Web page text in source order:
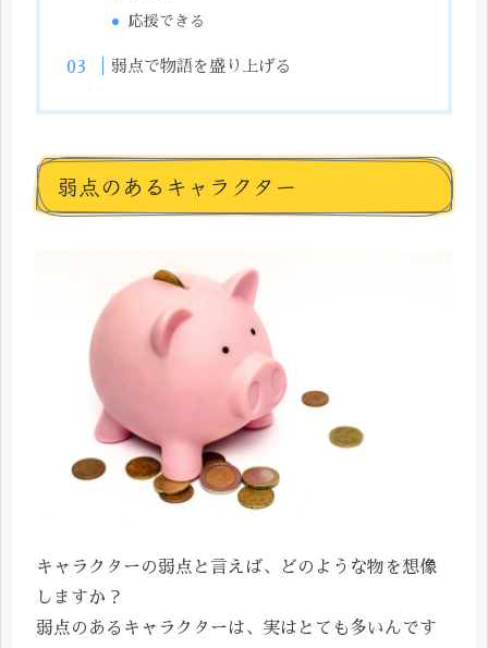
応援できる
弱点で物語を盛り上げる
弱点のあるキャラクター
キャラクターの弱点と言えば、どのような物を想像
しますか？
弱点のあるキャラクターは、実はとても多いんです